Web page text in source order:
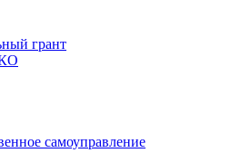
грант
самоуправление